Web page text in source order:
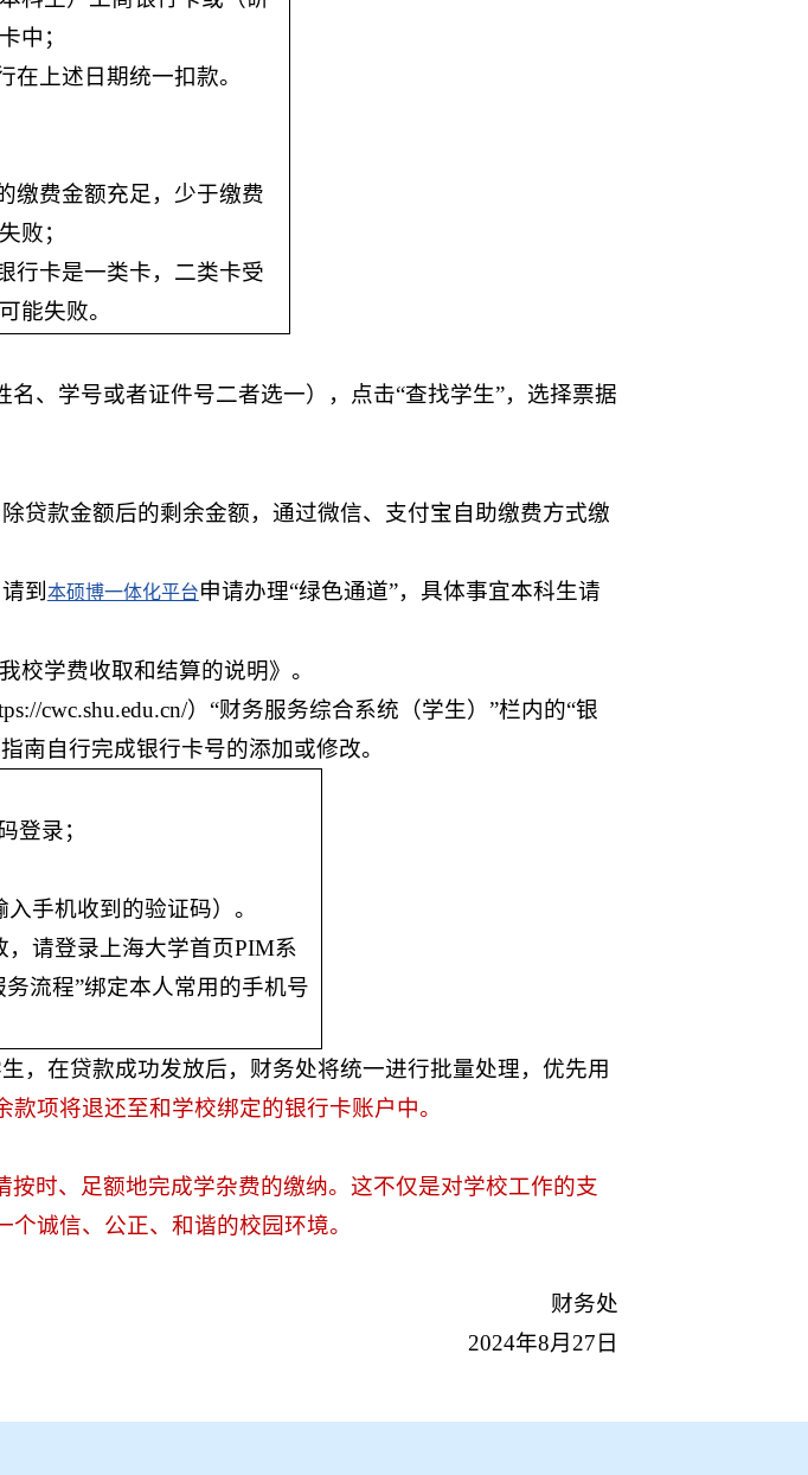
中；
在上述日期统一扣款。
缴费金额充足，少于缴费
败；
行卡是一类卡，二类卡受
能失败。
、学号或者证件号二者选一），点击“查找学生”，选择票据
贷款金额后的剩余金额，通过微信、支付宝自助缴费方式缴
到 本硕博一体化平台申请办理“绿色通道”，具体事宜本科生请
校学费收取和结算的说明》。
cwc.shu.edu.cn/）“财务服务综合系统（学生）”栏内的“银
南自行完成银行卡号的添加或修改。
登录；
手机收到的验证码）。
请登录上海大学首页PIM系
务流程”绑定本人常用的手机号
，在贷款成功发放后，财务处将统一进行批量处理，优先用
项将退还至和学校绑定的银行卡账户中。
时、足额地完成学杂费的缴纳。这不仅是对学校工作的支
诚信、公正、和谐的校园环境。
财务处
2024年8月27日